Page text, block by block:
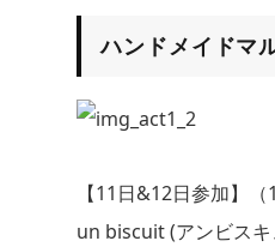
ハンドメイドマ
【11日&12日参加】
un biscuit (アンビス